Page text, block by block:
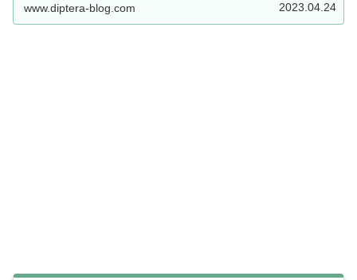
候補に挙げております。
www.diptera-blog.com 2023.04.24